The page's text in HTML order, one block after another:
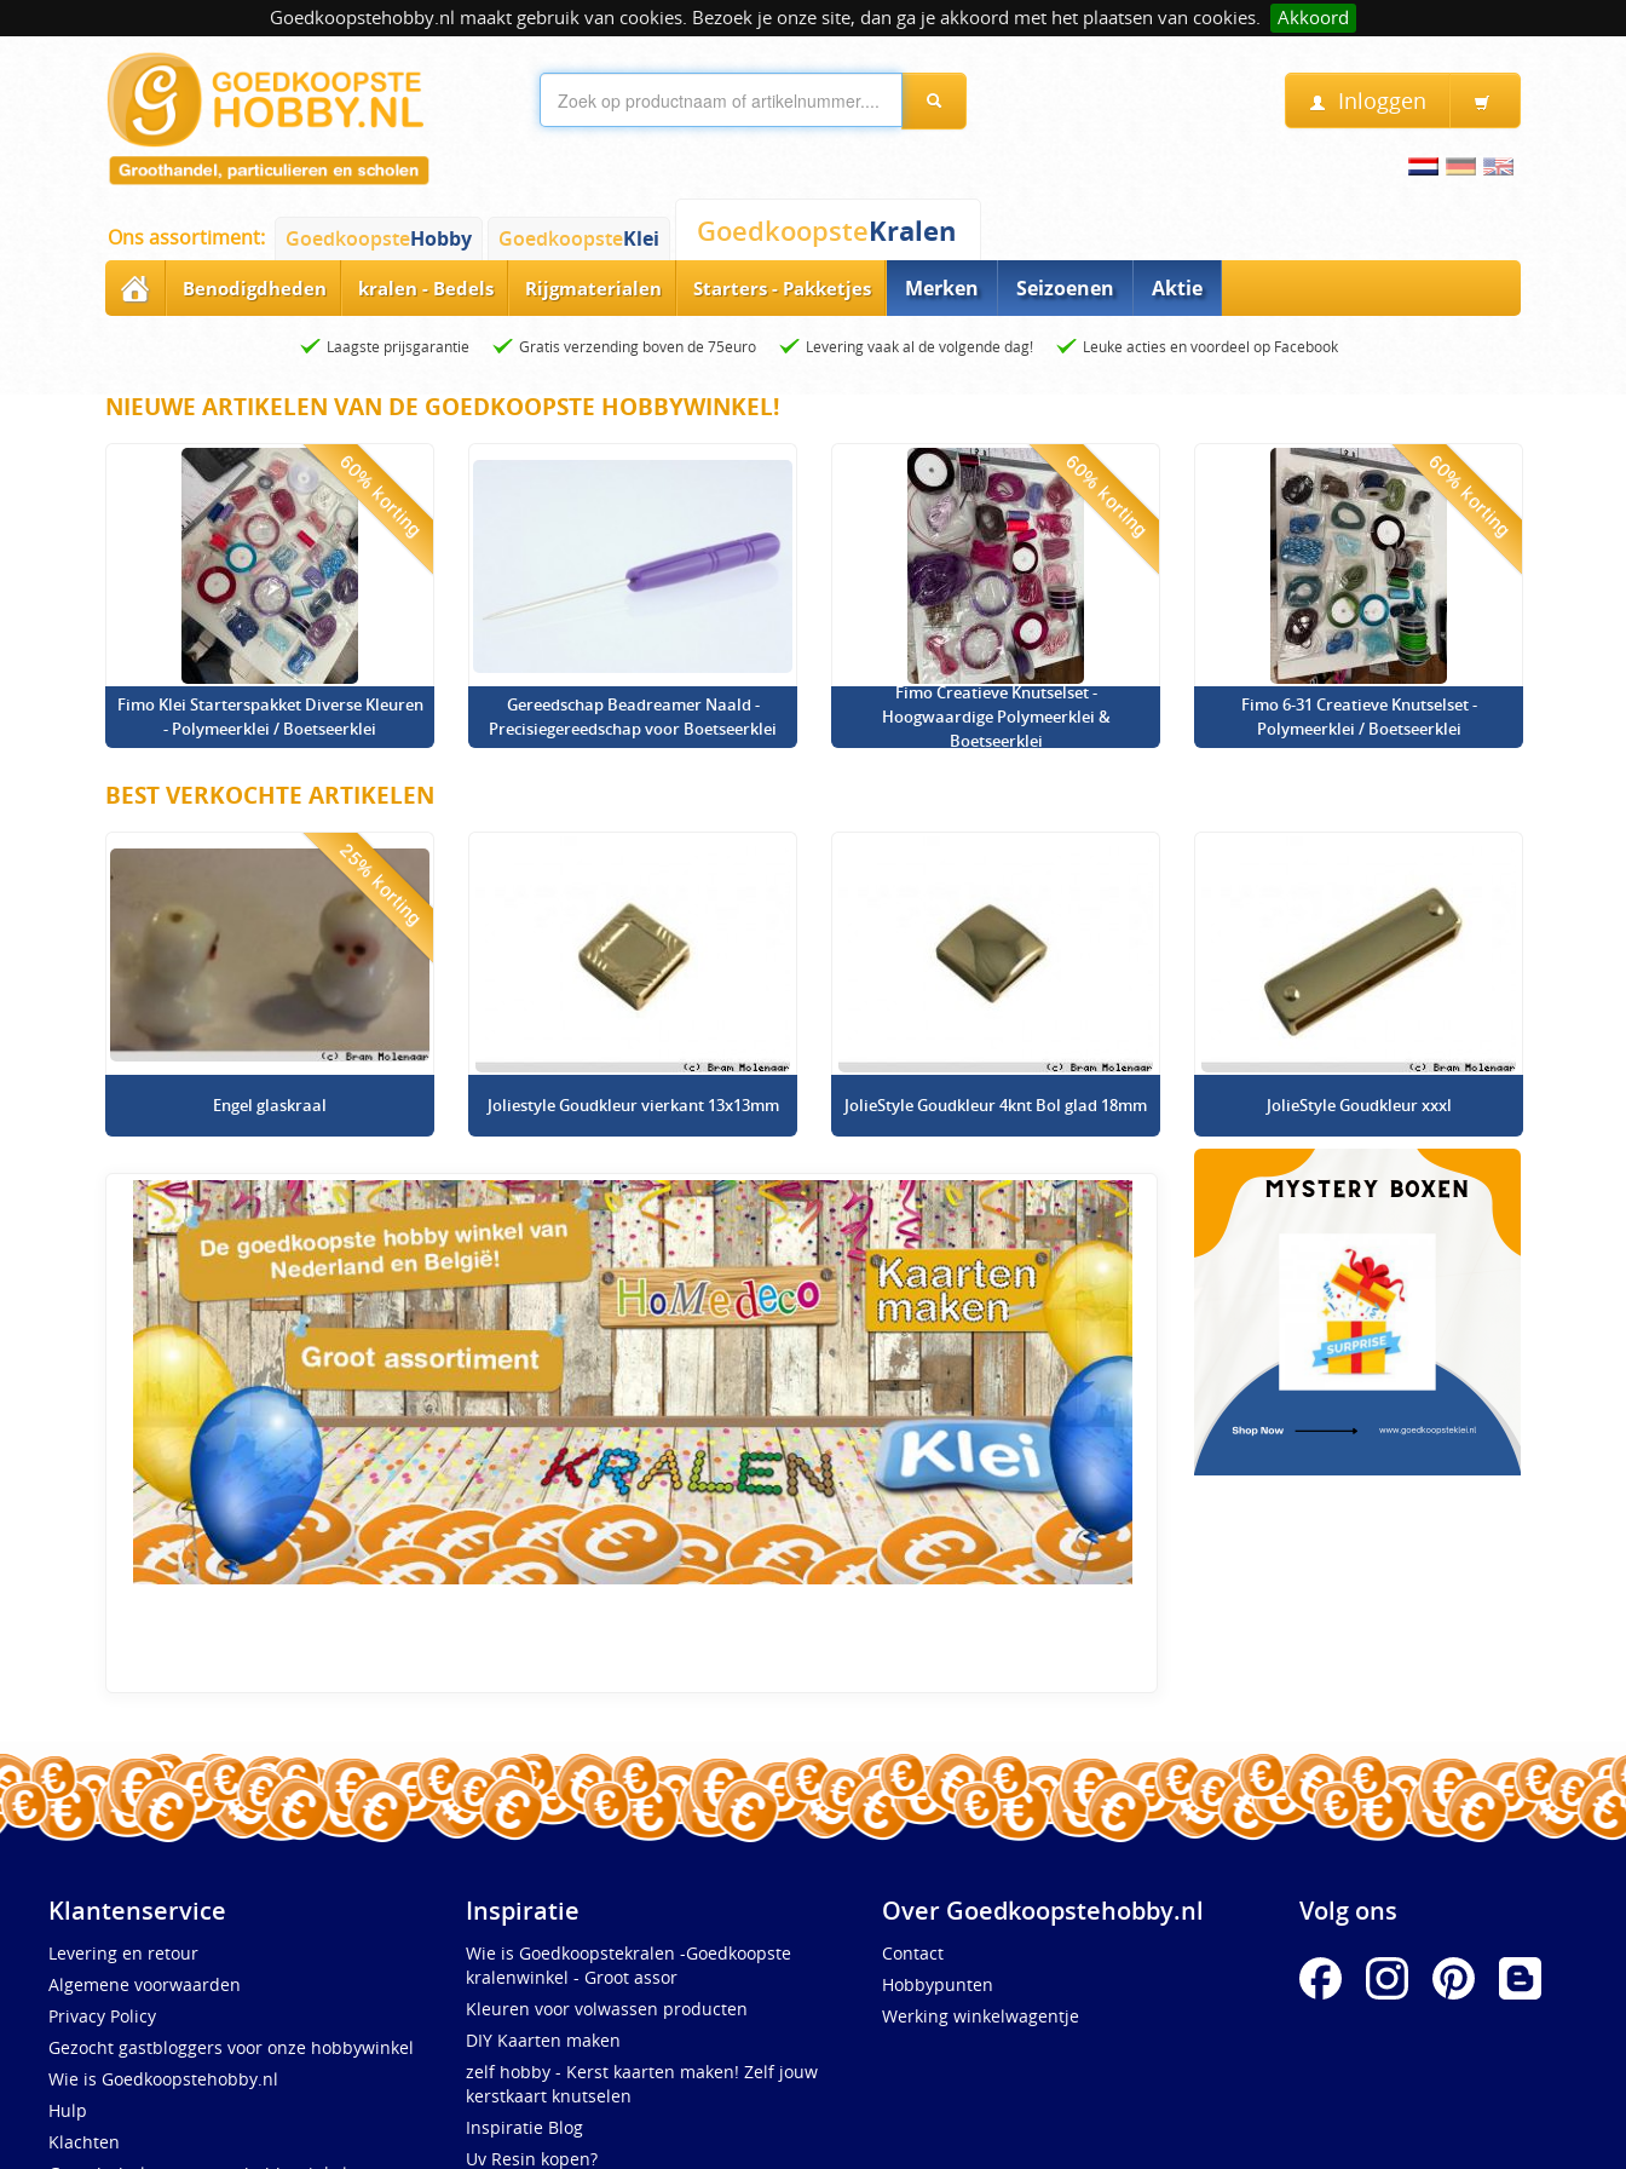
Goedkoopstehobby.nl maakt gebruik van cookies. Bezoek je onze site, dan ga je akkoord met het plaatsen van cookies. Akkoord
Inloggen
Ons assortiment: GoedkoopsteHobby GoedkoopsteKlei GoedkoopsteKralen
Benodigdheden kralen - Bedels Rijgmaterialen Starters - Pakketjes Merken Seizoenen Aktie
Laagste prijsgarantie Gratis verzending boven de 75euro Levering vaak al de volgende dag! Leuke acties en voordeel op Facebook
NIEUWE ARTIKELEN VAN DE GOEDKOOPSTE HOBBYWINKEL!
60% korting
Fimo Klei Starterspakket Diverse Kleuren
- Polymeerklei / Boetseerklei
Gereedschap Beadreamer Naald -
Precisiegereedschap voor Boetseerklei
60% korting
Fimo Creatieve Knutselset -
Hoogwaardige Polymeerklei &
Boetseerklei
60% korting
Fimo 6-31 Creatieve Knutselset -
Polymeerklei / Boetseerklei
BEST VERKOCHTE ARTIKELEN
25% korting
Engel glaskraal Joliestyle Goudkleur vierkant 13x13mm JolieStyle Goudkleur 4knt Bol glad 18mm JolieStyle Goudkleur xxxl
Klantenservice
Levering en retour
Algemene voorwaarden
Privacy Policy
Gezocht gastbloggers voor onze hobbywinkel
Wie is Goedkoopstehobby.nl
Hulp
Klachten
Inspiratie
Wie is Goedkoopstekralen -Goedkoopste
kralenwinkel - Groot assor
Kleuren voor volwassen producten
DIY Kaarten maken
zelf hobby - Kerst kaarten maken! Zelf jouw
kerstkaart knutselen
Inspiratie Blog
Uv Resin kopen?
Over Goedkoopstehobby.nl
Contact
Hobbypunten
Werking winkelwagentje
Volg ons